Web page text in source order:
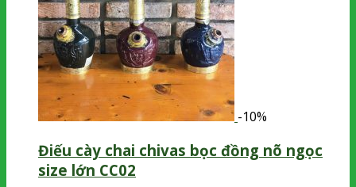
-10%
Điếu cày chai chivas bọc đồng nõ ngọc
size lớn CC02